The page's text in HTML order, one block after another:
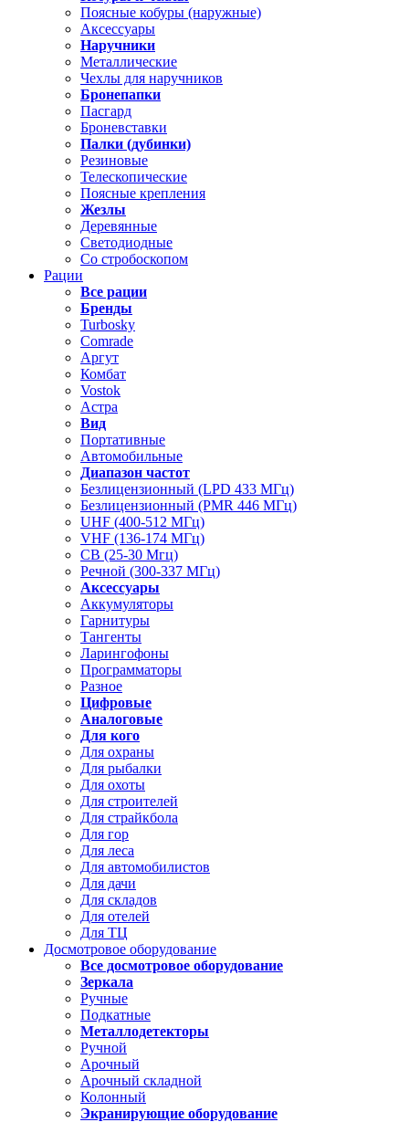
Поясные кобуры (наружные)
Аксессуары
Наручники
Металлические
Чехлы для наручников
Бронепапки
Пасгард
Броневставки
Палки (дубинки)
Резиновые
Телескопические
Поясные крепления
Жезлы
Деревянные
Светодиодные
Со стробоскопом
Рации
Все рации
Бренды
Turbosky
Comrade
Аргут
Комбат
Vostok
Астра
Вид
Портативные
Автомобильные
Диапазон частот
Безлицензионный (LPD 433 МГц)
Безлицензионный (PMR 446 МГц)
UHF (400-512 МГц)
VHF (136-174 МГц)
CB (25-30 Мгц)
Речной (300-337 МГц)
Аксессуары
Аккумуляторы
Гарнитуры
Тангенты
Ларингофоны
Программаторы
Разное
Цифровые
Аналоговые
Для кого
Для охраны
Для рыбалки
Для охоты
Для строителей
Для страйкбола
Для гор
Для леса
Для автомобилистов
Для дачи
Для складов
Для отелей
Для ТЦ
Досмотровое оборудование
Все досмотровое оборудование
Зеркала
Ручные
Подкатные
Металлодетекторы
Ручной
Арочный
Арочный складной
Колонный
Экранирующие оборудование